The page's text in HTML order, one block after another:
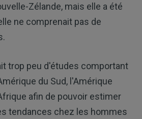
Zélande, mais elle a été
ne comprenait pas de
trop peu d'études comportant
du Sud, l'Amérique
afin de pouvoir estimer
tendances chez les hommes